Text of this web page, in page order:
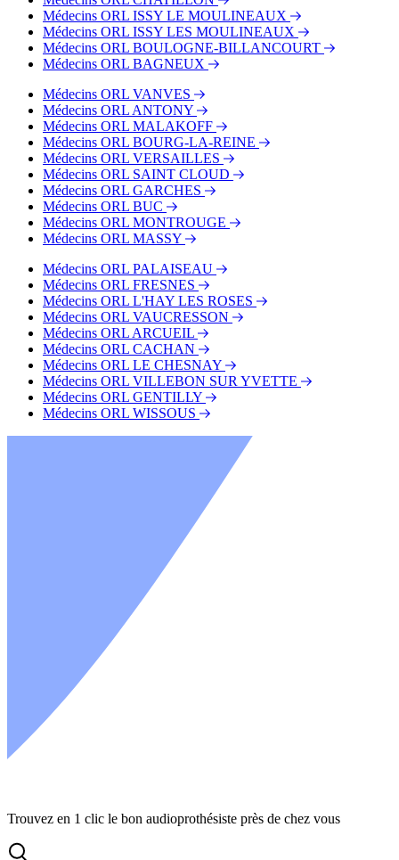
Médecins ORL ISSY LE MOULINEAUX
Médecins ORL ISSY LES MOULINEAUX
Médecins ORL BOULOGNE-BILLANCOURT
Médecins ORL BAGNEUX
Médecins ORL VANVES
Médecins ORL ANTONY
Médecins ORL MALAKOFF
Médecins ORL BOURG-LA-REINE
Médecins ORL VERSAILLES
Médecins ORL SAINT CLOUD
Médecins ORL GARCHES
Médecins ORL BUC
Médecins ORL MONTROUGE
Médecins ORL MASSY
Médecins ORL PALAISEAU
Médecins ORL FRESNES
Médecins ORL L'HAY LES ROSES
Médecins ORL VAUCRESSON
Médecins ORL ARCUEIL
Médecins ORL CACHAN
Médecins ORL LE CHESNAY
Médecins ORL VILLEBON SUR YVETTE
Médecins ORL GENTILLY
Médecins ORL WISSOUS
Trouvez en 1 clic le bon audioprothésiste près de chez vous